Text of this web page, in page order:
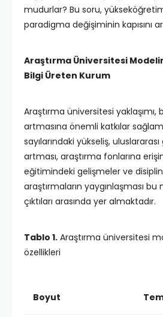
mudurlar? Bu soru,
paradigma değişiminin kapısını
Araştırma Üniversitesi
Bilgi Üreten Kurum
Araştırma üniversitesi
artmasına önemli katkılar
sayılarındaki yükseliş,
artması, araştırma fonlarına
eğitimindeki gelişmeler ve
araştırmaların yaygınlaşması
çıktıları arasında yer almaktadır.
Tablo 1. Araştırma üniversitesi
özellikleri
Boyut